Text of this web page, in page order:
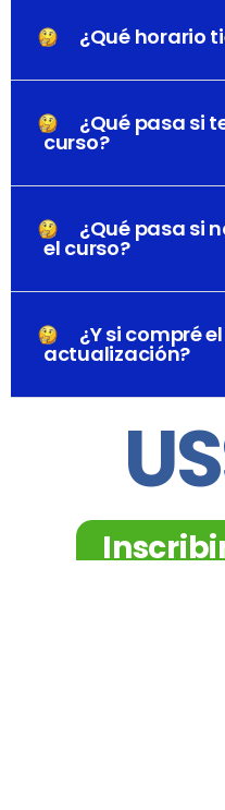
¿Qué horario
¿Qué pasa si
curso?
¿Qué pasa si
el curso?
¿Y si compré
actualización?